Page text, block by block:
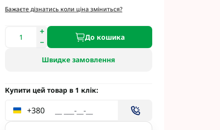
під
Під
Бажаєте дізнатись коли ціна зміниться?
До кошика
Швидке замовлення
Купити цей товар в 1 клік:
+380